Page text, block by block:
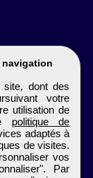
navigation
dont des
votre
utilisation de
politique de
adaptés à
de visites.
vos
Par